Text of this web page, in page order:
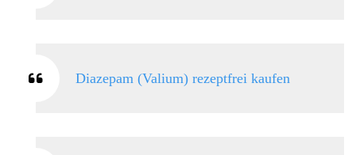
Diazepam (Valium) rezeptfrei kaufen